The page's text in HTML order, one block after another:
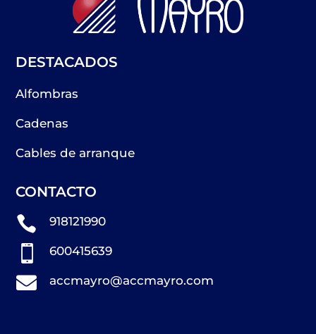
DESTACADOS
Alfombras
Cadenas
Cables de arranque
CONTACTO
 918121990
 600415639
 accmayro@accmayro.com